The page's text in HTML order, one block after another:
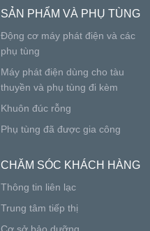
SẢN PHẨM VÀ PHỤ TÙNG
Động cơ máy phát điện và các
phụ tùng
Máy phát điện dùng cho tàu
thuyền và phụ tùng đi kèm
Khuôn đúc rỗng
Phụ tùng đã được gia công
CHĂM SÓC KHÁCH HÀNG
Thông tin liên lạc
Trung tâm tiếp thị